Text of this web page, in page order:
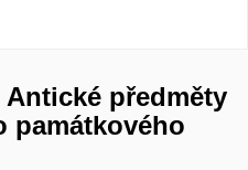
předměty
památkového